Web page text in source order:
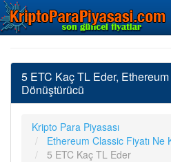
5 ETC Kaç TL Eder,
Dönüştürücü
Kripto Para Piyasası
Ethereum Classic Fiyatı Ne
5 ETC Kaç TL Eder